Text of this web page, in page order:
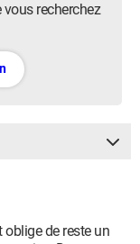
vous recherchez
de reste un